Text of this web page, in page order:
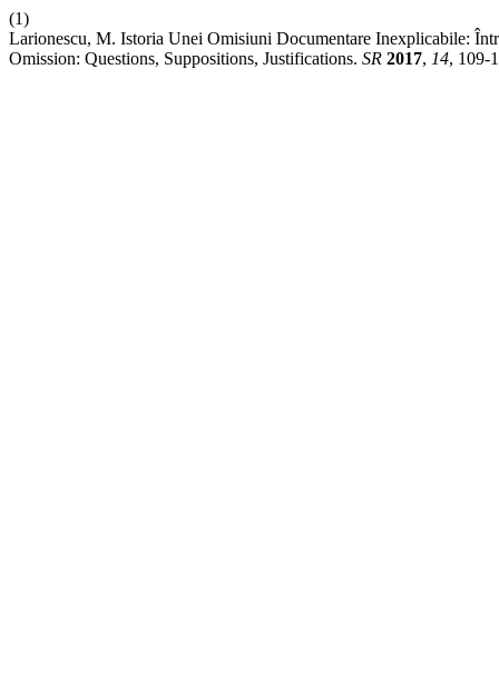
(1)
Larionescu, M. Istoria Unei Omisiuni Documentare Inexplicabile:
Omission: Questions, Suppositions, Justifications. SR 2017, 14, 109-